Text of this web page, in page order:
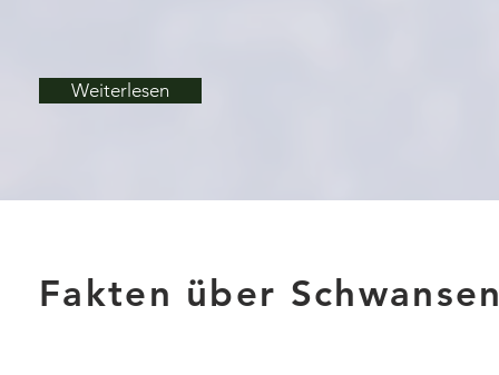
Weiterlesen
Fakten über